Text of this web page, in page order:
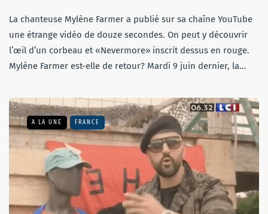
La chanteuse Mylène Farmer a publié sur sa chaîne YouTube
une étrange vidéo de douze secondes. On peut y découvrir
l’œil d’un corbeau et «Nevermore» inscrit dessus en rouge.
Mylène Farmer est-elle de retour? Mardi 9 juin dernier, la…
A LA UNE FRANCE